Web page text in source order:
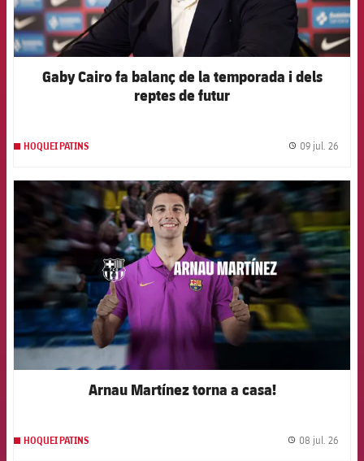
Gaby Cairo fa balanç de la temporada i dels
reptes de futur
HOQUEI PATINS 09 jul. 26
FCB Barcelona badge
Arnau Martínez torna a casa!
HOQUEI PATINS 08 jul. 26